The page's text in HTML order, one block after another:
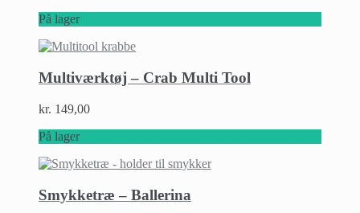
På lager
Multiværktøj – Crab Multi Tool
kr. 149,00
På lager
Smykketræ – Ballerina